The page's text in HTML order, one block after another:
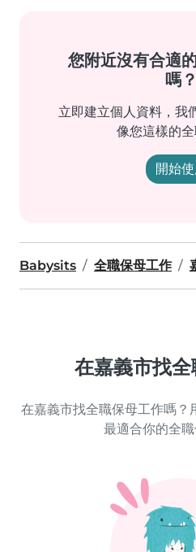
您附近沒有合適
嗎？
立即建立個人資料，我
像您這樣的全
開始
Babysits 全職保母工作
在嘉義市找
在嘉義市找全職保母工作嗎
最適合你的全職